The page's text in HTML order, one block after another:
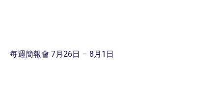
每週簡報會 7月26日 – 8月1日